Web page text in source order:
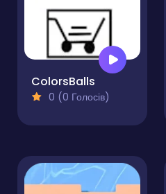
ColorsBalls
0 (0 Голосів)